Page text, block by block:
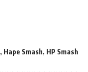
, Hape Smash, HP Smash